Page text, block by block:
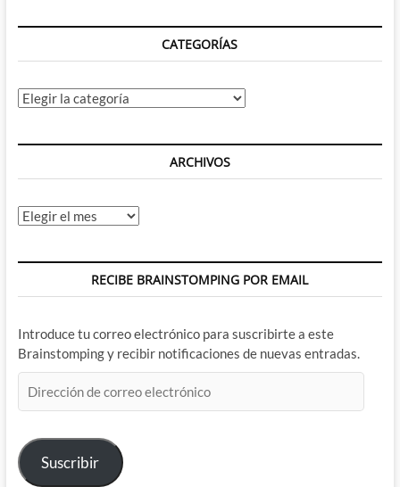
CATEGORÍAS
Categorías
ARCHIVOS
Archivos
RECIBE BRAINSTOMPING POR EMAIL
Introduce tu correo electrónico para suscribirte a este
Brainstomping y recibir notificaciones de nuevas entradas.
de
electrónico
Suscribir